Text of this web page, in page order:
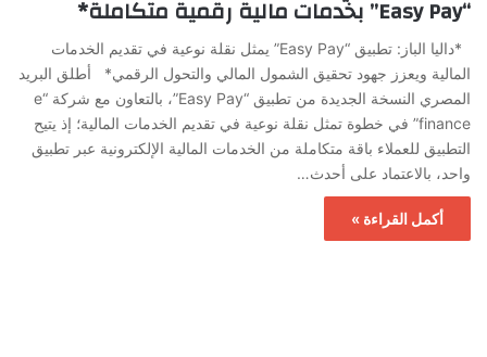
“Easy Pay” بخدمات مالية رقمية متكاملة*
*داليا الباز: تطبيق “Easy Pay” يمثل نقلة نوعية في تقديم الخدمات
المالية ويعزز جهود تحقيق الشمول المالي والتحول الرقمي* أطلق البريد
المصري النسخة الجديدة من تطبيق “Easy Pay”، بالتعاون مع شركة “e
finance” في خطوة تمثل نقلة نوعية في تقديم الخدمات المالية؛ إذ يتيح
التطبيق للعملاء باقة متكاملة من الخدمات المالية الإلكترونية عبر تطبيق
واحد، بالاعتماد على أحدث…
أكمل القراءة »